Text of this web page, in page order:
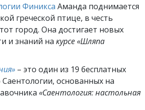
Финикса Аманда поднимается
греческой птице, в честь
город. Она достигает новых
и знаний на курсе «Шляпа
– это один из 19 бесплатных
основанных на
«Саентология: настольная